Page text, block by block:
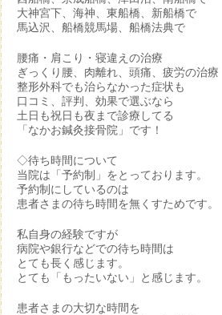
大神宮下、海神、東船橋、新船橋で
馬込沢、船橋競馬場、船橋法典で
腰痛・肩こり・寝違えの治療
ぎっくり腰、肉離れ、頭痛、疲労の治療
整形外科でも治らなかった症状も
口コミ、評判、効果で選ぶなら
土日も祝日も夜まで診療してる
「なかお鍼灸接骨院」です！
◇待ち時間について
当院は「予約制」をとっております。
予約制にしているのは
患者さまの待ち時間を無くすためです。
私自身の経験ですが
病院や銀行などでの待ち時間は
とても長く感じます。
とても「もったいない」と感じます。
患者さまの大切な時間を